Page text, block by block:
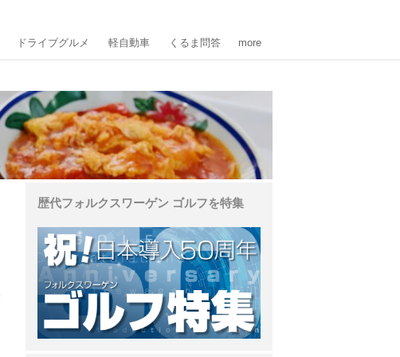
ドライブグルメ 軽自動車 くるま問答 more
歴代フォルクスワーゲン ゴルフを特集